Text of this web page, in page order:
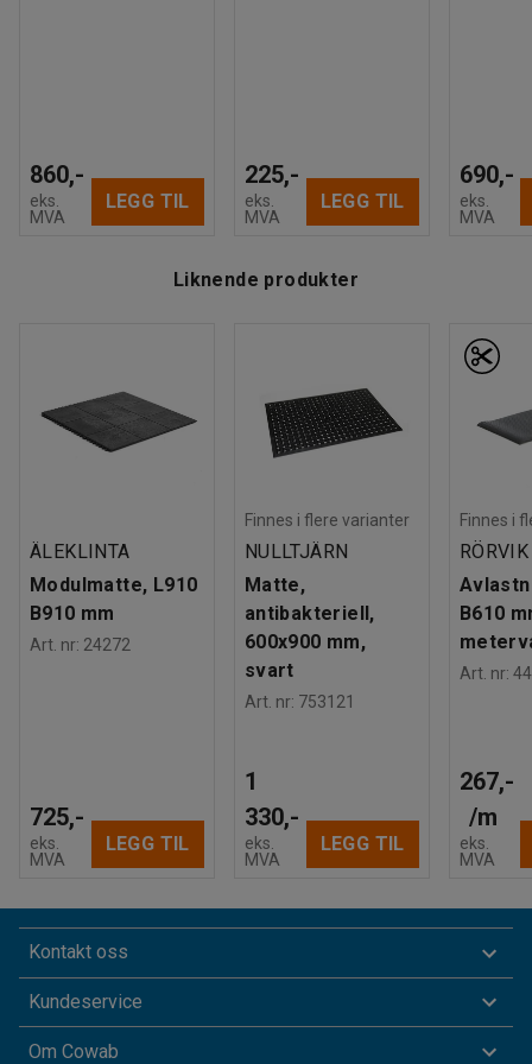
860,-
eks.
MVA
LEGG TIL
225,-
eks.
MVA
LEGG TIL
690,-
eks.
MVA
Liknende produkter
ÄLEKLINTA
Modulmatte, L910
B910 mm
Art. nr: 24272
725,-
eks.
MVA
LEGG TIL
Finnes i flere varianter
NULLTJÄRN
Matte,
antibakteriell,
600x900 mm,
svart
Art. nr: 753121
1
330,-
eks.
MVA
LEGG TIL
Finnes i
RÖRVIK
B610
Art. nr:
267,-
/m
eks.
MVA
Kontakt oss
Kundeservice
Om Cowab